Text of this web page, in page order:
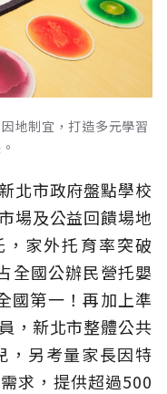
地制宜，打造多元學習
北市政府盤點學校
場及公益回饋場地
家外托育率突破
全國公辦民營托嬰
國第一！再加上準
，新北市整體公共
，另考量家長因特
求，提供超過500